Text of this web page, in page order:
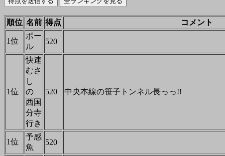
順位 名前 得点 コメント
1位
ポー
ル
520
1位
快速
むさ
し
の
西国
分寺
行き
520 中央本線の笹子トンネル長っっ!!
1位
予感
魚
520